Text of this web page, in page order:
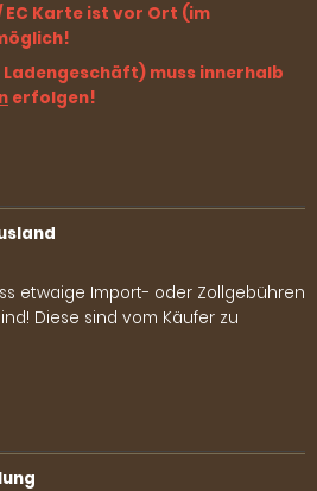
EC Karte ist vor Ort (im
muss innerhalb
erfolgen!
etwaige Import- oder Zollgebühren
Diese sind vom Käufer zu